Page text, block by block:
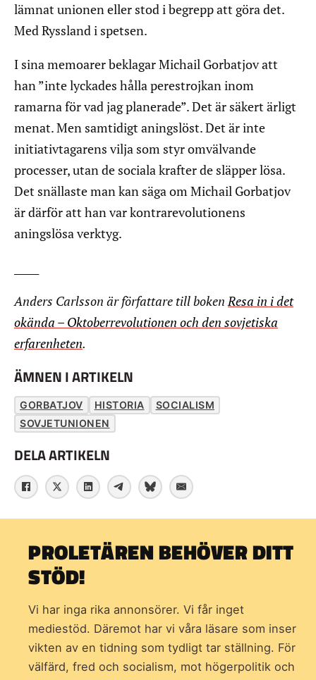
lämnat unionen eller stod i begrepp att göra det.
Med Ryssland i spetsen.
I sina memoarer beklagar Michail Gorbatjov att
han ”inte lyckades hålla perestrojkan inom
ramarna för vad jag planerade”. Det är säkert ärligt
menat. Men samtidigt aningslöst. Det är inte
initiativtagarens vilja som styr omvälvande
processer, utan de sociala krafter de släpper lösa.
Det snällaste man kan säga om Michail Gorbatjov
är därför att han var kontrarevolutionens
aningslösa verktyg.
Anders Carlsson är författare till bokenResa in i det
okända – Oktoberrevolutionen och den sovjetiska
erfarenheten.
ÄMNEN I ARTIKELN
GORBATJOV HISTORIA
SOCIALISM
SOVJETUNIONEN
DELA ARTIKELN
PROLETÄREN BEHÖVER DITT
STÖD!
Vi har inga rika annonsörer. Vi får inget
mediestöd. Däremot har vi våra läsare som inser
vikten av en tidning som tydligt tar ställning. För
välfärd, fred och socialism, mot högerpolitik och